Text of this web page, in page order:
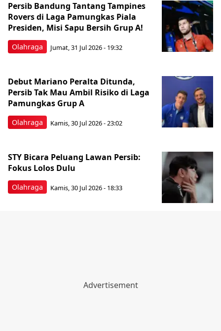
Olahraga
Persib Bandung Tantang Tampines
Rovers di Laga Pamungkas Piala
Presiden, Misi Sapu Bersih Grup A!
Jumat, 31 Jul 2026 - 19:32
Olahraga
Debut Mariano Peralta Ditunda,
Persib Tak Mau Ambil Risiko di Laga
Pamungkas Grup A
Kamis, 30 Jul 2026 - 23:02
Olahraga
STY Bicara Peluang Lawan Persib:
Fokus Lolos Dulu
Kamis, 30 Jul 2026 - 18:33